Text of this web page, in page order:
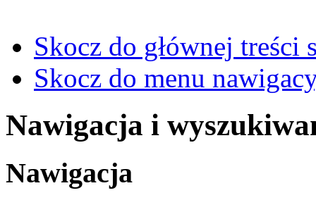
Skocz do głównej treści
Skocz do menu
Nawigacja i
Nawigacja